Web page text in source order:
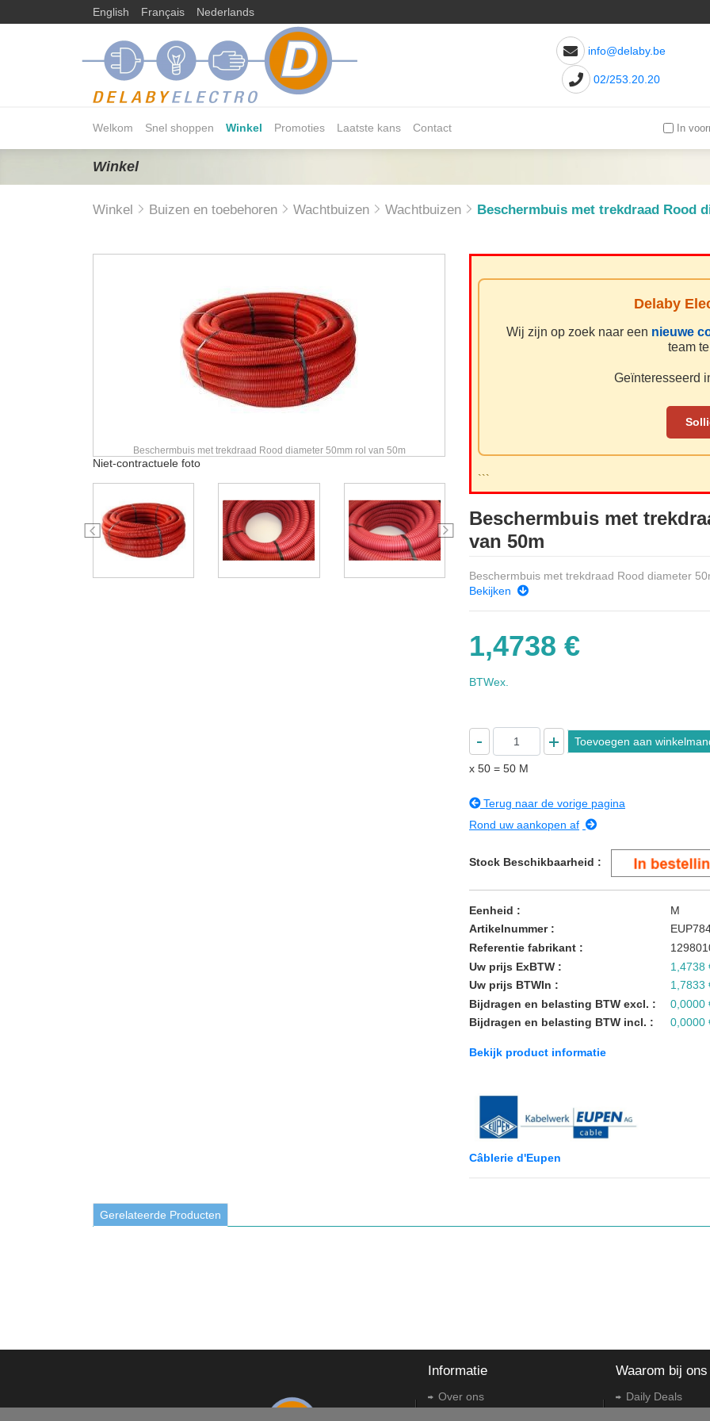
English Français Nederlands
info@delaby.be
02/253.20.20
Welkom Snel shoppen Winkel Promoties Laatste kans Contact In
Winkel
Winkel Buizen en toebehoren Wachtbuizen Wachtbuizen Beschermbuis met trekdraad Rood
Beschermbuis met trekdraad Rood diameter 50mm rol van 50m
Niet-contractuele foto
Delaby
Wij zijn op zoek naar een nieuwe
team
Geïnteresseerd
```
Beschermbuis met
van 50m
Beschermbuis met trekdraad Rood diameter
Bekijken
1,4738 €
BTWex.
Toevoegen aan
x 50 = 50 M
Terug naar de vorige pagina
Rond uw aankopen af
Stock Beschikbaarheid
Eenheid
M
Artikelnummer
Referentie fabrikant
Uw prijs ExBTW
1,4738
Uw prijs BTWIn
1,7833
Bijdragen en belasting BTW excl.
0,0000
Bijdragen en belasting BTW incl.
0,0000
Bekijk product informatie
Câblerie d'Eupen
Gerelateerde Producten
Informatie
Over ons
Waarom bij
Daily Deals